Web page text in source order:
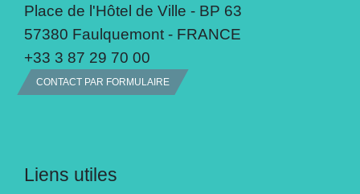
Place de l'Hôtel de Ville - BP 63
57380 Faulquemont - FRANCE
+33 3 87 29 70 00
CONTACT PAR FORMULAIRE
Liens utiles